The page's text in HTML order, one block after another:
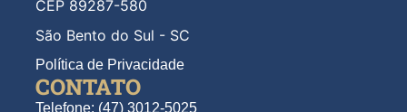
CEP 89287-580
São Bento do Sul - SC
Política de Privacidade
CONTATO
Telefone: (47) 3012-5025